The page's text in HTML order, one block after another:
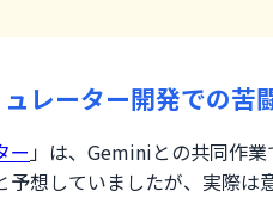
レーター開発での苦
ー 」は、Geminiとの共同作
想していましたが、実際は